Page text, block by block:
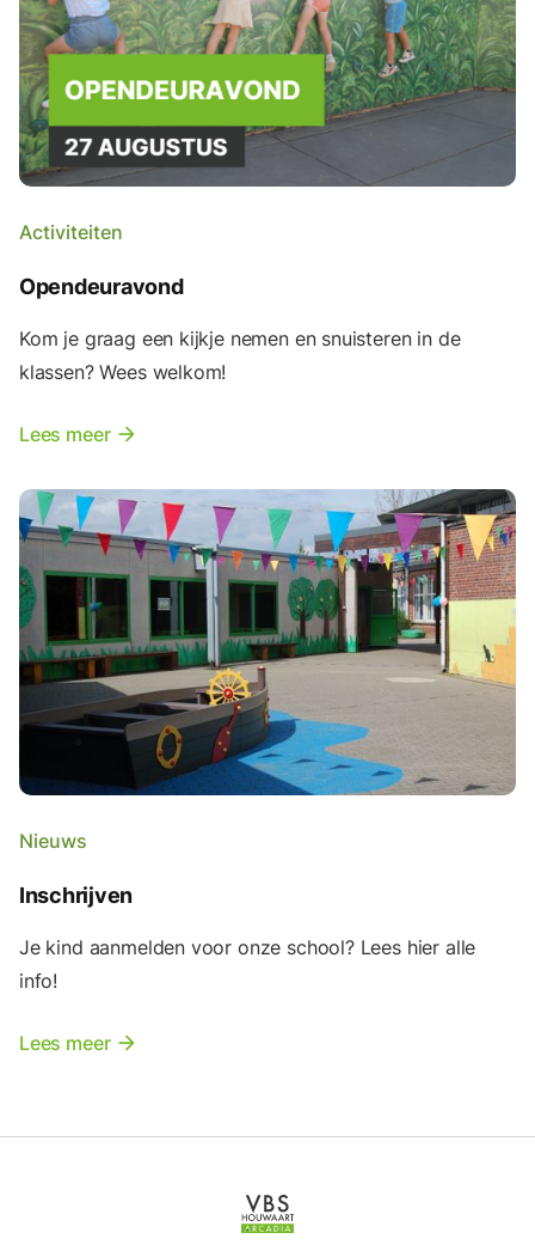
Activiteiten
Opendeuravond
Kom je graag een kijkje nemen en snuisteren in de
klassen? Wees welkom!
Lees meer arrow_forward
Nieuws
Inschrijven
Je kind aanmelden voor onze school? Lees hier alle
info!
Lees meer arrow_forward